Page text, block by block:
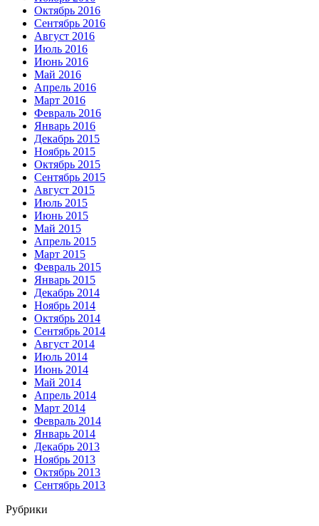
Октябрь 2016
Сентябрь 2016
Август 2016
Июль 2016
Июнь 2016
Май 2016
Апрель 2016
Март 2016
Февраль 2016
Январь 2016
Декабрь 2015
Ноябрь 2015
Октябрь 2015
Сентябрь 2015
Август 2015
Июль 2015
Июнь 2015
Май 2015
Апрель 2015
Март 2015
Февраль 2015
Январь 2015
Декабрь 2014
Ноябрь 2014
Октябрь 2014
Сентябрь 2014
Август 2014
Июль 2014
Июнь 2014
Май 2014
Апрель 2014
Март 2014
Февраль 2014
Январь 2014
Декабрь 2013
Ноябрь 2013
Октябрь 2013
Сентябрь 2013
Рубрики